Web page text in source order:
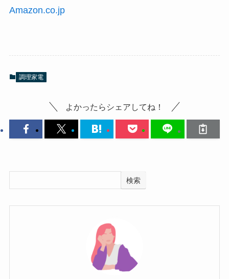
Amazon.co.jp
調理家電
よかったらシェアしてね！
検索